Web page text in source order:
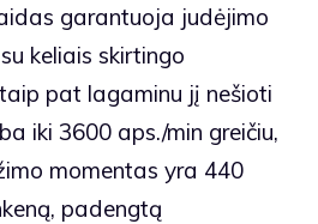
garantuoja judėjimo
keliais skirtingo
pat lagaminu jį nešioti
iki 3600 aps./min greičiu,
momentas yra 440
padengtą